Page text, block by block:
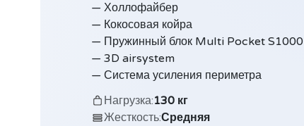
— Холлофайбер
— Кокосовая койра
— Пружинный блок Multi Pocket S1000
— 3D airsystem
— Система усиления периметра
Нагрузка:130 кг
Жесткость:Средняя